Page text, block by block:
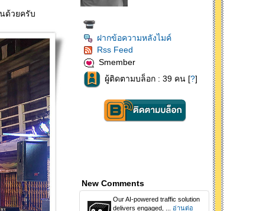
ด้วยครับ
ฝากข้อความหลังไมค์
Rss Feed
Smember
ผู้ติดตามบล็อก : 39 คน [?]
New Comments